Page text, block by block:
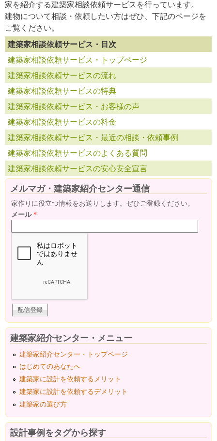
家を紹介する建築家相談依頼サービスを行っています。
建物について相談・依頼したい方はぜひ、下記のページを
ご覧ください。
建築家相談依頼サービス・目次
建築家相談依頼サービス・トップページ
建築家相談依頼サービスの流れ
建築家相談依頼サービスの特典
建築家相談依頼サービス・お客様の声
建築家相談依頼サービスの料金
建築家相談依頼サービス・最近の相談・依頼事例
建築家相談依頼サービスのよくある質問
建築家相談依頼サービスの安心安全宣言
メルマガ・建築家紹介センター通信
家作りに役立つ情報をお送りします。ぜひご登録ください。
メール*
建築家紹介センター・メニュー
建築家紹介センター・トップページ
はじめてのあなたへ
建築家に設計を依頼するメリット
建築家に設計を依頼するデメリット
建築家の選び方
設計事例をタグから探す